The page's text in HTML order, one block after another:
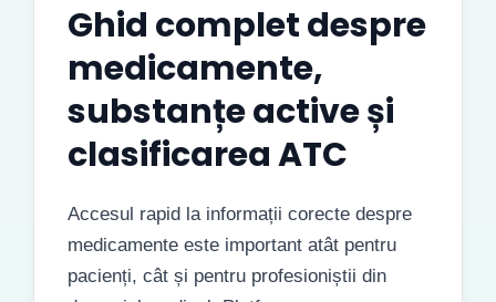
Ghid complet despre
medicamente,
substanțe active și
clasificarea ATC
Accesul rapid la informații corecte despre
medicamente este important atât pentru
pacienți, cât și pentru profesioniștii din